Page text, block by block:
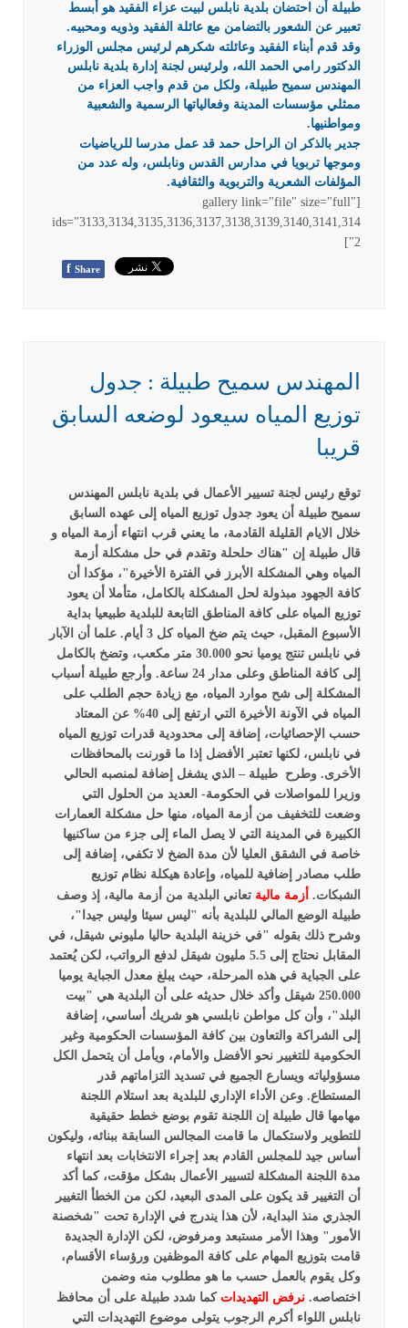
طبيلة أن احتضان بلدية نابلس لبيت عزاء الفقيد هو أبسط
تعبير عن الشعور بالتضامن مع عائلة الفقيد وذويه ومحبيه.
وقد قدم أبناء الفقيد وعائلته شكرهم لرئيس مجلس الوزراء
الدكتور رامي الحمد الله، ولرئيس لجنة إدارة بلدية نابلس
المهندس سميح طبيلة، ولكل من قدم واجب العزاء من
ممثلي مؤسسات المدينة وفعالياتها الرسمية والشعبية
ومواطنيها.
جدير بالذكر ان الراحل حمد قد عمل مدرسا للرياضيات
وموجها تربويا في مدارس القدس ونابلس، وله عدد من
المؤلفات الشعرية والتربوية والثقافية.
[gallery link="file" size="full"
ids="3133,3134,3135,3136,3137,3138,3139,3140,3141,314
2"]
f Share
المهندس سميح طبيلة : جدول
توزيع المياه سيعود لوضعه السابق
قريبا
توقع رئيس لجنة تسيير الأعمال في بلدية نابلس المهندس
سميح طبيلة أن يعود جدول توزيع المياه إلى عهده السابق
خلال الايام القليلة القادمة، ما يعني قرب انتهاء أزمة المياه و
قال طبيلة إن "هناك حلحلة وتقدم في حل مشكلة أزمة
المياه وهي المشكلة الأبرز في الفترة الأخيرة"، مؤكدا أن
كافة الجهود مبذولة لحل المشكلة بالكامل، متأملا أن يعود
توزيع المياه على كافة المناطق التابعة للبلدية طبيعيا بداية
الأسبوع المقبل، حيث يتم ضخ المياه كل 3 أيام.
علما أن الآبار
في نابلس تنتج يوميا نحو 30.000 متر مكعب، وتضخ بالكامل
إلى كافة المناطق وعلى مدار 24 ساعة.
وأرجع طبيلة أسباب
المشكلة إلى شح موارد المياه، مع زيادة حجم الطلب على
المياه في الآونة الأخيرة التي ارتفع إلى 40% عن المعتاد
حسب الإحصائيات، إضافة إلى محدودية قدرات توزيع المياه
في نابلس، لكنها تعتبر الأفضل إذا ما قورنت بالمحافظات
الأخرى. وطرح طبيلة – الذي يشغل إضافة لمنصبه الحالي
وزيرا للمواصلات في الحكومة- العديد من الحلول التي
وضعت للتخفيف من أزمة المياه، منها حل مشكلة العمارات
الكبيرة في المدينة التي لا يصل الماء إلى جزء من ساكنيها
خاصة في الشقق العليا لأن مدة الضخ لا تكفي، إضافة إلى
طلب مصادر إضافية للمياه، وإعادة هيكلة نظام توزيع
الشبكات. أزمة مالية تعاني البلدية من أزمة مالية، إذ وصف
طبيلة الوضع المالي للبلدية بأنه "ليس سيئا وليس جيدا"،
وشرح ذلك بقوله "في خزينة البلدية حاليا مليوني شيقل، في
المقابل نحتاج إلى 5.5 مليون شيقل لدفع الرواتب، لكن يُعتمد
على الجباية في هذه المرحلة، حيث يبلغ معدل الجباية يوميا
250.000 شيقل
وأكد خلال حديثه على أن البلدية هي "بيت
البلد"، وأن كل مواطن نابلسي هو شريك أساسي، إضافة
إلى الشراكة والتعاون بين كافة المؤسسات الحكومية وغير
الحكومية للتغيير نحو الأفضل والأمام، ويأمل أن يتحمل الكل
مسؤولياته ويسارع الجميع في تسديد التزاماتهم قدر
المستطاع. وعن الأداء الإداري للبلدية بعد استلام اللجنة
مهامها قال طبيلة إن اللجنة تقوم بوضع خطط حقيقية
للتطوير ولاستكمال ما قامت المجالس السابقة ببنائه، وليكون
أساس جيد للمجلس القادم بعد إجراء الانتخابات بعد انتهاء
مدة اللجنة المشكلة لتسيير الأعمال بشكل مؤقت، كما أكد
أن التغيير قد يكون على المدى البعيد، لكن من الخطأ التغيير
الجذري منذ البداية، لأن هذا يندرج في الإدارة تحت "شخصنة
الأمور" وهذا الأمر مستبعد ومرفوض، لكن الإدارة الجديدة
قامت بتوزيع المهام على كافة الموظفين ورؤساء الأقسام،
وكل يقوم بالعمل حسب ما هو مطلوب منه وضمن
اختصاصه. نرفض التهديدات كما شدد طبيلة على أن محافظ
نابلس اللواء أكرم الرجوب يتولى موضوع التهديدات التي